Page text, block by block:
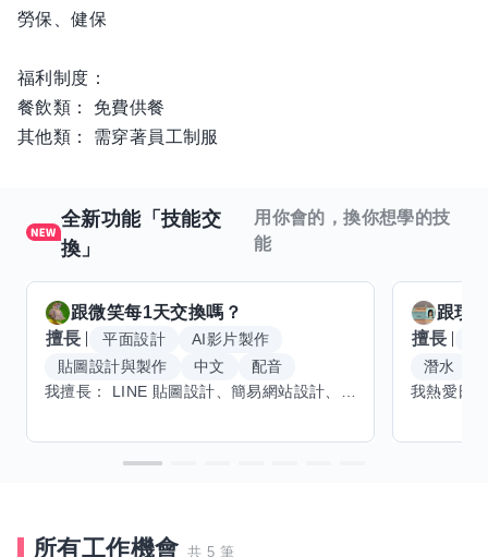
勞保、健保
福利制度：
餐飲類： 免費供餐
其他類： 需穿著員工制服
全新功能「技能交
換」
用你會的，換你想學的技
能
跟微笑每1天交換嗎？
擅長
平面設計
AI影片製作
貼圖設計與製作
中文
配音
跟玟
擅長
潛水
所有工作機會 共 5 筆